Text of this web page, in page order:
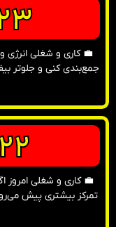
💼 کاری و شغلی انرژی
جمع‌بندی کنی و جلوتر
💼 کاری و شغلی امروز
تمرکز بیشتری پیش